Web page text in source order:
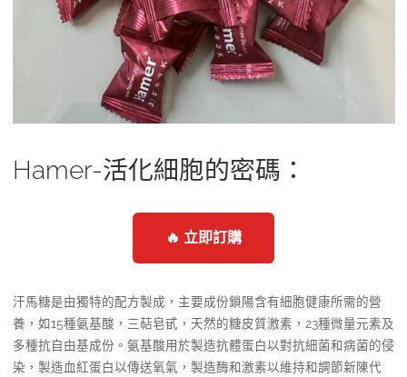
Hamer-活化細胞的密碼：
🔥 立即訂購
汗馬糖是由獨特的配方製成，主要成份鎖陽含有細胞健康所需的營
養，如15種氨基酸，三萜皂甙，天然的糖皮質激素，23種微量元素及
多種抗自由基成份。氨基酸用於製造抗體蛋白以對抗細菌和病菌的侵
染，製造血紅蛋白以傳送氧氣，製造酶和激素以維持和調節新陳代